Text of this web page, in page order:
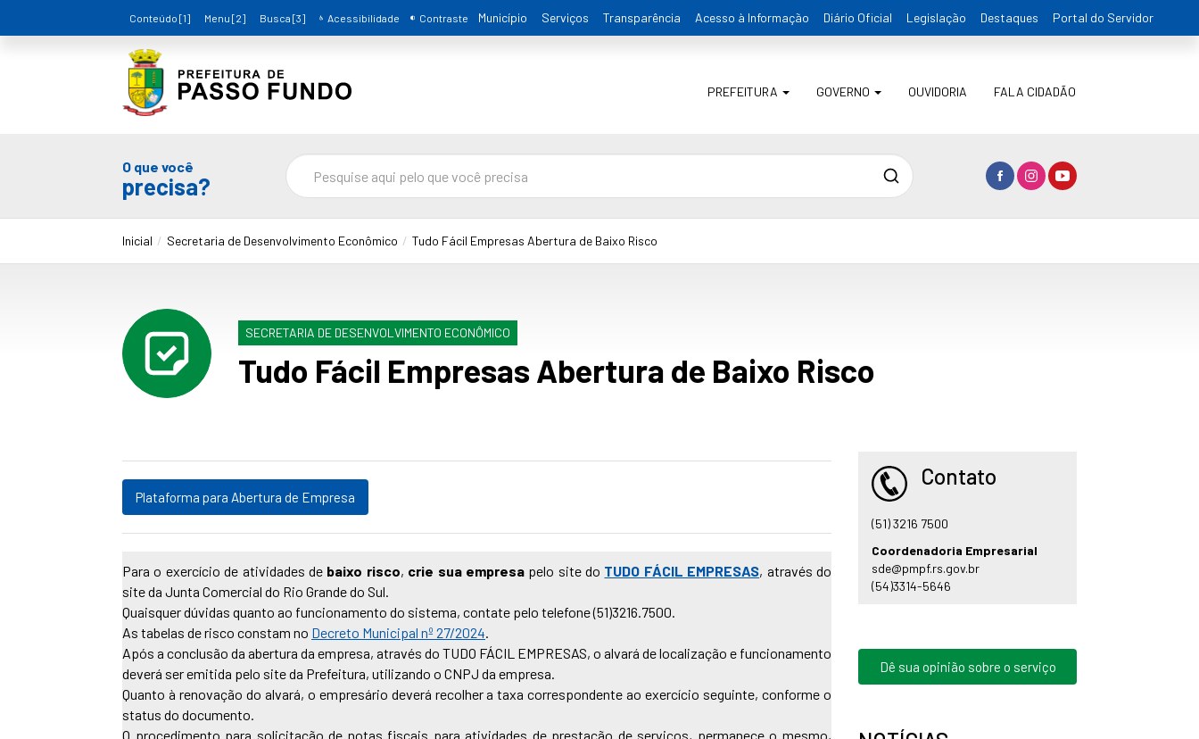
Conteúdo [1] Menu [2] Busca [3] Acessibilidade Contraste Município Serviços Transparência Acesso à Informação Diário Oficial Legislação Destaques Portal do Servidor
PREFEITURA GOVERNO OUVIDORIA FALA CIDADÃO
O que você
precisa? Pesquisa
Inicial Secretaria de Desenvolvimento Econômico Tudo Fácil Empresas Abertura de Baixo Risco
SECRETARIA DE DESENVOLVIMENTO ECONÔMICO
Tudo Fácil Empresas Abertura de Baixo Risco
Plataforma para Abertura de Empresa
Para o exercício de atividades de baixo risco, crie sua empresapelo site do TUDO FÁCIL EMPRESAS, através do
site da Junta Comercial do Rio Grande do Sul.
Quaisquer dúvidas quanto ao funcionamento do sistema, contate pelo telefone (51)3216.7500.
As tabelas de risco constam no Decreto Municipal nº 27/2024.
Após a conclusão da abertura da empresa, através do TUDO FÁCIL EMPRESAS, o alvará de localização e funcionamento
deverá ser emitida pelo site da Prefeitura, utilizando o CNPJ da empresa.
Quanto à renovação do alvará, o empresário deverá recolher a taxa correspondente ao exercício seguinte, conforme o
status do documento.
O procedimento para solicitação de notas fiscais para atividades de prestação de serviços, permanece o mesmo,
Contato
(51) 3216 7500
Coordenadoria Empresarial
sde@pmpf.rs.gov.br
(54)3314-5646
Dê sua opinião sobre o serviço